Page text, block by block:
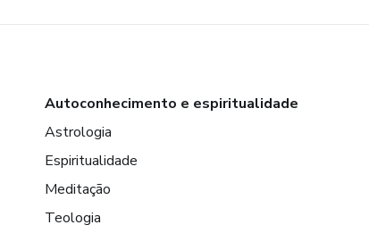
Autoconhecimento e espiritualidade
Astrologia
Espiritualidade
Meditação
Teologia